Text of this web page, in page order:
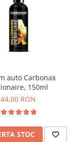
auto Carbonax
150ml
44,00 RON
STOC